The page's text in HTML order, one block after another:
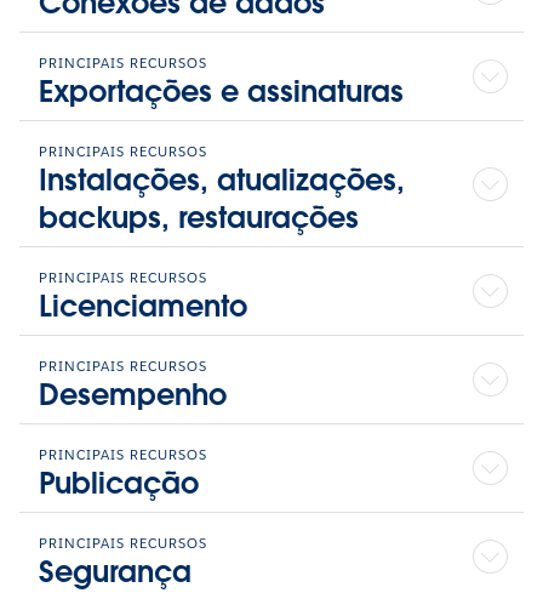
PRINCIPAIS RECURSOS
Exportações e assinaturas
PRINCIPAIS RECURSOS
Instalações, atualizações,
backups, restaurações
PRINCIPAIS RECURSOS
Licenciamento
PRINCIPAIS RECURSOS
Desempenho
PRINCIPAIS RECURSOS
Publicação
PRINCIPAIS RECURSOS
Segurança